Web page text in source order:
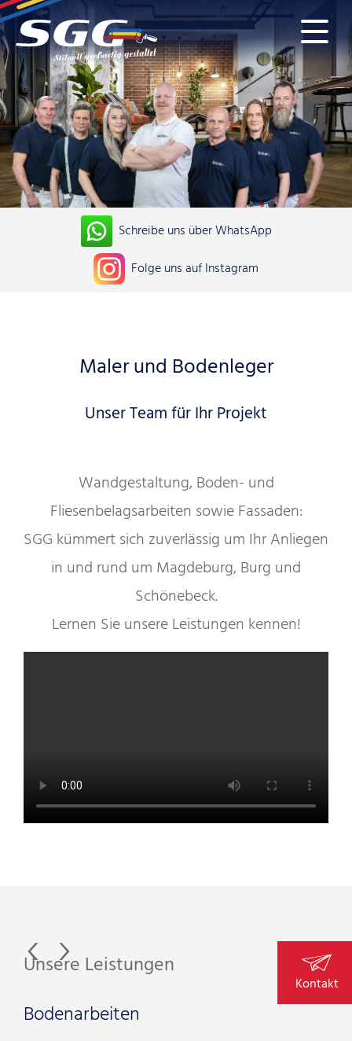
Schreibe uns über WhatsApp
Folge uns auf Instagram
Maler und Bodenleger
Unser Team für Ihr Projekt
Wandgestaltung, Boden- und
Fliesenbelagsarbeiten sowie Fassaden:
SGG kümmert sich zuverlässig um Ihr Anliegen
in und rund um Magdeburg, Burg und
Schönebeck.
Lernen Sie unsere Leistungen kennen!
Unsere Leistungen
Bodenarbeiten
Kontakt